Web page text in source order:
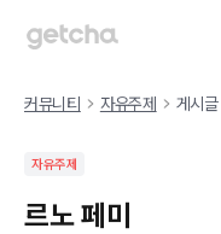
커뮤니티 자유주제 게시글
자유주제
르노 페미